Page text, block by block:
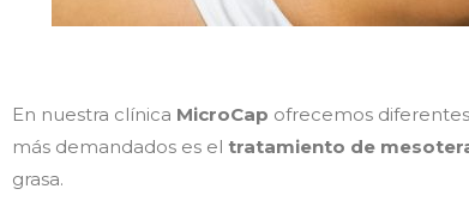
En nuestra clínica MicroCap ofrecemos
más demandados es el tratamiento de
grasa.